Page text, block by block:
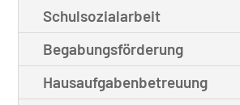
Schulsozialarbeit
Begabungsförderung
Hausaufgabenbetreuung